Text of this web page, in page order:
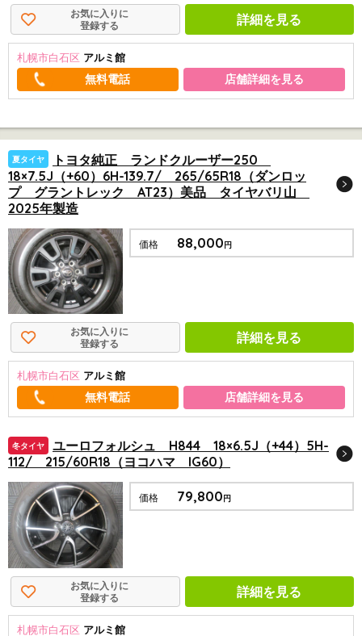
お気に入りに
登録する
詳細を見る
札幌市白石区 アルミ館
店舗詳細を見る
夏タイヤ
トヨタ純正 ランドクルーザー250
18×7.5J（+60）6H-139.7/ 265/65R18（ダンロッ
プ グラントレック AT23）美品 タイヤバリ山
2025年製造
価格 88,000円
お気に入りに
登録する
詳細を見る
札幌市白石区 アルミ館
店舗詳細を見る
冬タイヤ
ユーロフォルシュ H844 18×6.5J（+44）5H-
112/ 215/60R18（ヨコハマ IG60）
価格 79,800 円
お気に入りに
登録する
詳細を見る
札幌市白石区 アルミ館